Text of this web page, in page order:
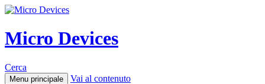
Micro Devices
Cerca
Menu principale Vai al contenuto